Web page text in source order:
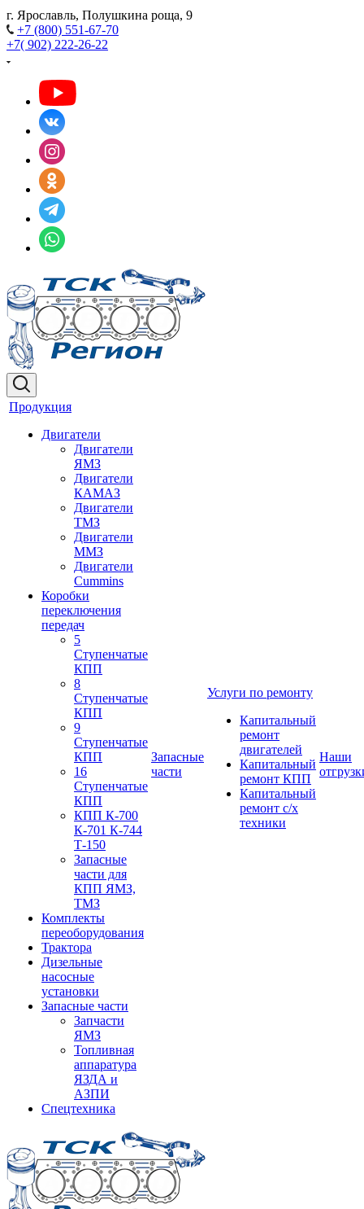
г. Ярославль, Полушкина роща, 9
+7 (800) 551-67-70
+7( 902) 222-26-22
Продукция
Двигатели
Двигатели
ЯМЗ
Двигатели
КАМАЗ
Двигатели
ТМЗ
Двигатели
ММЗ
Двигатели
Cummins
Коробки
переключения
передач
5
Ступенчатые
КПП
8
Ступенчатые
КПП
9
Ступенчатые
КПП
16
Ступенчатые
КПП
КПП К-700
К-701 К-744
Т-150
Запасные
части для
КПП ЯМЗ,
ТМЗ
Комплекты
переоборудования
Трактора
Дизельные
насосные
установки
Запасные части
Запчасти
ЯМЗ
Топливная
аппаратура
ЯЗДА и
АЗПИ
Спецтехника
Запасные
части
Услуги по ремонту
Капитальный
ремонт
двигателей
Капитальный
ремонт КПП
Капитальный
ремонт с/х
техники
Наши